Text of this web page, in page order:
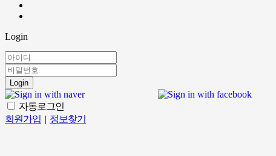
Login
Login
자동로그인
회원가입 | 정보찾기